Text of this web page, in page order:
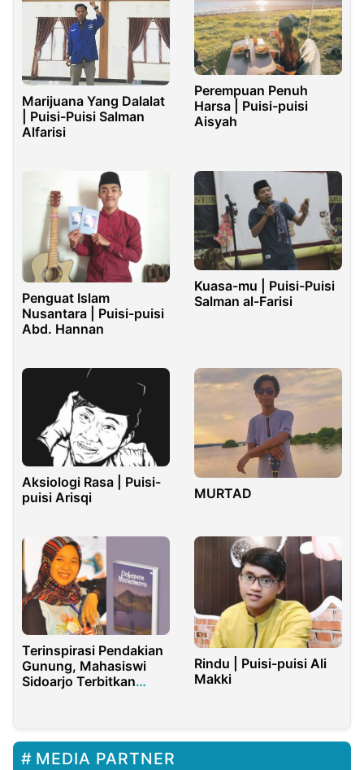
Marijuana Yang Dalalat
| Puisi-Puisi Salman
Alfarisi
Perempuan Penuh
Harsa | Puisi-puisi
Aisyah
Penguat Islam
Nusantara | Puisi-puisi
Abd. Hannan
Kuasa-mu | Puisi-Puisi
Salman al-Farisi
Aksiologi Rasa | Puisi-
puisi Arisqi
MURTAD
Terinspirasi Pendakian
Gunung, Mahasiswi
Sidoarjo Terbitkan
Rindu | Puisi-puisi Ali
Makki
MEDIA PARTNER